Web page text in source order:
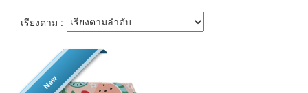
เรียงตาม :
New